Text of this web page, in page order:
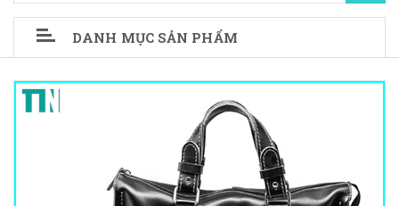
DANH MỤC SẢN PHẨM